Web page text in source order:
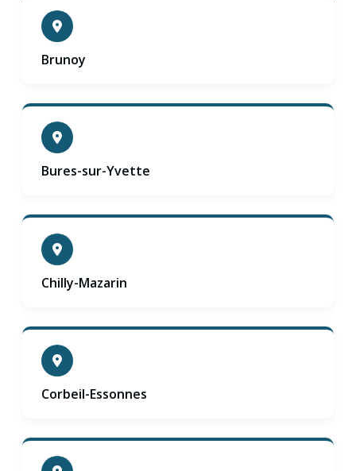
Brunoy
Bures-sur-Yvette
Chilly-Mazarin
Corbeil-Essonnes